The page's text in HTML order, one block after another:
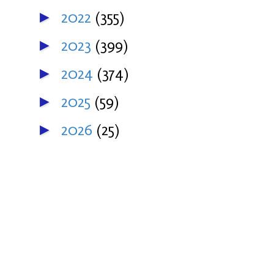
► 2022 (355)
► 2023 (399)
► 2024 (374)
► 2025 (59)
► 2026 (25)